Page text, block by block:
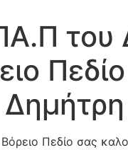
του
Πεδίο σας